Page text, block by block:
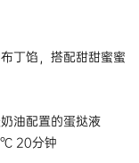
丁馅，搭配甜甜蜜蜜
油配置的蛋挞液
20分钟